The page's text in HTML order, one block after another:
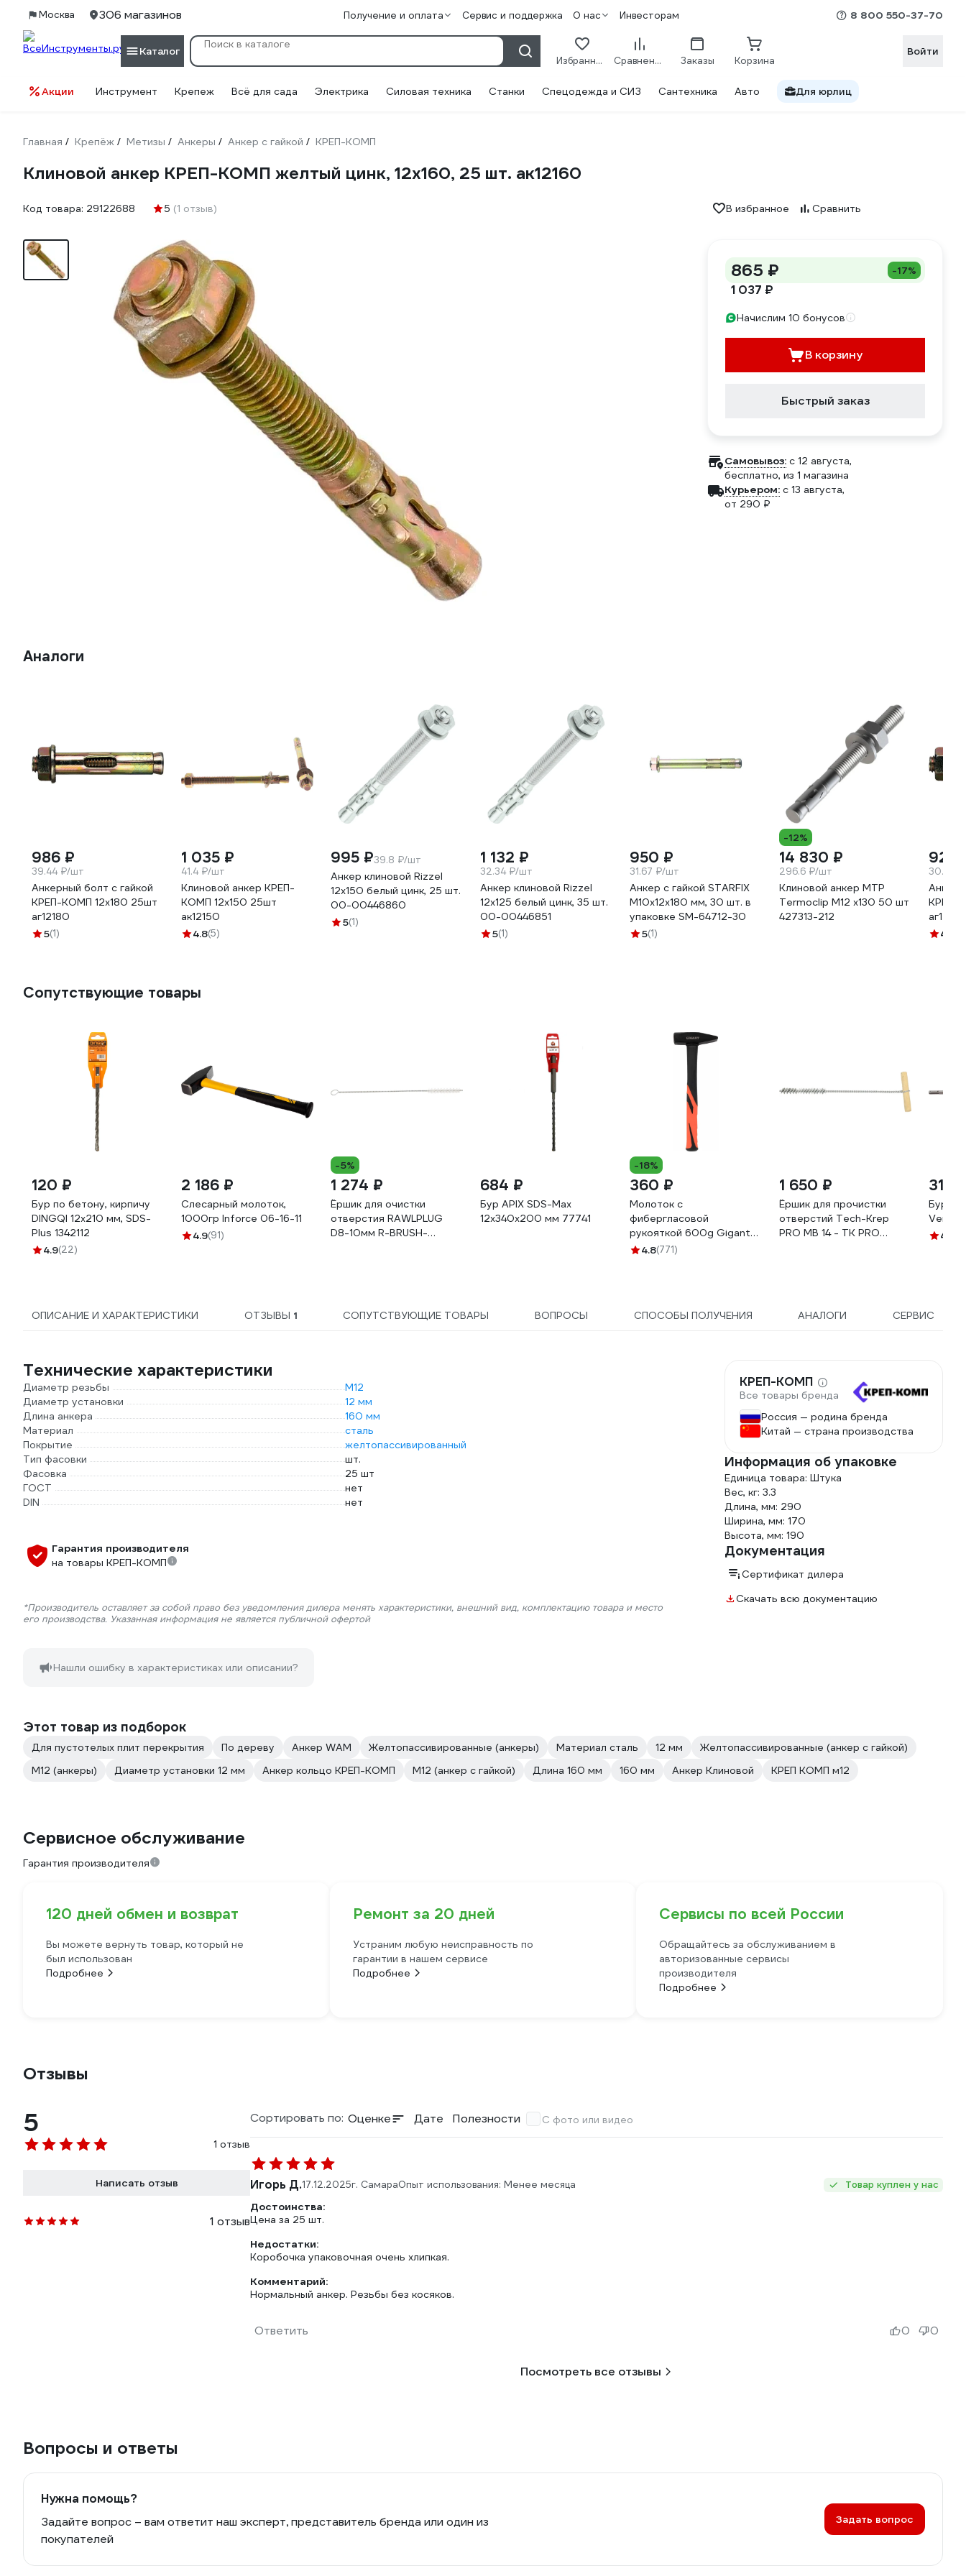
Москва 306 магазинов Получение и оплата Сервис и поддержка О нас Инвесторам 8 800 550-37-70
Каталог
Избранное Сравнение Заказы Корзина
Войти
Акции Инструмент Крепеж Всё для сада Электрика Силовая техника Станки Спецодежда и СИЗ Сантехника Авто Для юрлиц
Главная / Крепёж / Метизы / Анкеры / Анкер с гайкой / КРЕП-КОМП
Клиновой анкер КРЕП-КОМП желтый цинк, 12x160, 25 шт. ак12160
Код товара: 29122688 5 (1 отзыв) В избранное Сравнить
865 ₽ -17%
1 037 ₽
Начислим 10 бонусов
В корзину
Быстрый заказ
Самовывоз: c 12 августа,
бесплатно, из 1 магазина
Курьером: c 13 августа,
от 290 ₽
Аналоги
986 ₽
39.44 ₽/шт
Анкерный болт с гайкой
КРЕП-КОМП 12х180 25шт
аг12180
5(1)
1 035 ₽
41.4 ₽/шт
Клиновой анкер КРЕП-
КОМП 12х150 25шт
ак12150
4.8(5)
995 ₽39.8 ₽/шт
Анкер клиновой Rizzel
12x150 белый цинк, 25 шт.
00-00446860
5(1)
1 132 ₽
32.34 ₽/шт
Анкер клиновой Rizzel
12x125 белый цинк, 35 шт.
00-00446851
5(1)
950 ₽
31.67 ₽/шт
Анкер с гайкой STARFIX
М10x12x180 мм, 30 шт. в
упаковке SM-64712-30
5(1)
-12%
14 830 ₽
296.6 ₽/шт
Клиновой анкер MTP
Termoclip M12 x130 50 шт
427313-212
929
30.97
КРЕП-
аг12150
4.4
Сопутствующие товары
120 ₽
Бур по бетону, кирпичу
DINGQI 12х210 мм, SDS-
Plus 1342112
4.9(22)
2 186 ₽
Слесарный молоток,
1000гр Inforce 06-16-11
4.9(91)
-5%
1 274 ₽
Ёршик для очистки
отверстия RAWLPLUG
D8-10мм R-BRUSH-
684 ₽
Бур APIX SDS-Max
12х340х200 мм 77741
-18%
360 ₽
Молоток с
фибергласовой
рукояткой 600g Gigant
HHT600-1
4.8(771)
1 650 ₽
Ёршик для прочистки
отверстий Tech-Krep
PRO МВ 14 - ТК PRO
314
Бур
4.9
ОПИСАНИЕ И ХАРАКТЕРИСТИКИ ОТЗЫВЫ 1 СОПУТСТВУЮЩИЕ ТОВАРЫ ВОПРОСЫ СПОСОБЫ ПОЛУЧЕНИЯ АНАЛОГИ СЕРВИС
Технические характеристики
Диаметр резьбы
М12
Диаметр установки
12 мм
Длина анкера
160 мм
Материал
сталь
Покрытие
желтопассивированный
Тип фасовки
шт.
Фасовка
25 шт
ГОСТ
нет
DIN
нет
Гарантия производителя
на товары КРЕП-КОМП
*Производитель оставляет за собой право без уведомления дилера менять характеристики, внешний вид, комплектацию товара и место
его производства. Указанная информация не является публичной офертой
Нашли ошибку в характеристиках или описании?
КРЕП-КОМП
Все товары бренда
Россия — родина бренда
Китай — страна производства
Информация об упаковке
Единица товара: Штука
Вес, кг: 3.3
Длина, мм: 290
Ширина, мм: 170
Высота, мм: 190
Документация
Сертификат дилера
Скачать всю документацию
Этот товар из подборок
Для пустотелых плит перекрытия По дереву Анкер WAM Желтопассивированные (анкеры) Материал сталь 12 мм
Желтопассивированные (анкер с гайкой)
М12 (анкеры)
Диаметр установки 12 мм Анкер кольцо КРЕП-КОМП М12 (анкер с гайкой) Длина 160 мм 160 мм Анкер Клиновой КРЕП КОМП м12
Сервисное обслуживание
Гарантия производителя
120 дней обмен и возврат
Вы можете вернуть товар, который не
был использован
Подробнее
Ремонт за 20 дней
Устраним любую неисправность по
гарантии в нашем сервисе
Подробнее
Сервисы по всей России
Обращайтесь за обслуживанием в
авторизованные сервисы
производителя
Подробнее
Отзывы
5
1 отзыв
Написать отзыв
1 отзыв
Сортировать по: Оценке Дате Полезности С фото или видео
Игорь Д.17.12.2025г. СамараОпыт использования: Менее месяца Товар куплен у нас
Достоинства:
Цена за 25 шт.
Недостатки:
Коробочка упаковочная очень хлипкая.
Комментарий:
Нормальный анкер. Резьбы без косяков.
Ответить 0 0
Посмотреть все отзывы
Вопросы и ответы
Нужна помощь?
Задайте вопрос – вам ответит наш эксперт, представитель бренда или один из
покупателей
Задать вопрос